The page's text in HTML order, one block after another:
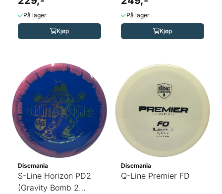
På lager
Kjøp
På lager
Kjøp
Discmania
S-Line Horizon PD2
(Gravity Bomb 2
Discmania
Q-Line Premier FD